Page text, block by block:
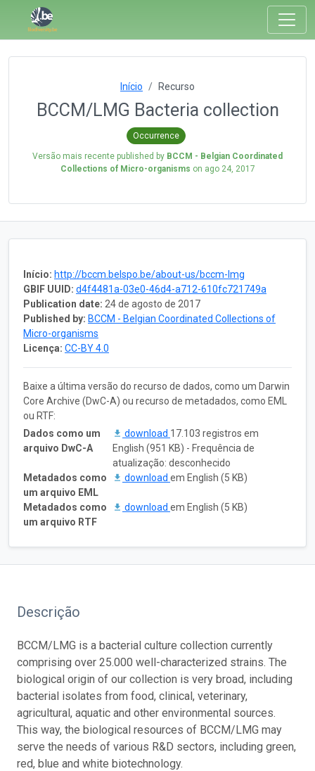
Início Recurso
BCCM/LMG Bacteria collection
Occurrence
Versão mais recente published by BCCM - Belgian Coordinated
Collections of Micro-organisms on ago 24, 2017
Início: http://bccm.belspo.be/about-us/bccm-lmg
GBIF UUID: d4f4481a-03e0-46d4-a712-610fc721749a
Publication date: 24 de agosto de 2017
Published by: BCCM - Belgian Coordinated Collections of
Micro-organisms
Licença: CC-BY 4.0
Baixe a última versão do recurso de dados, como um Darwin
Core Archive (DwC-A) ou recurso de metadados, como EML
ou RTF:
Dados como um
arquivo DwC-A
download 17.103 registros em
English (951 KB) - Frequência de
atualização: desconhecido
Metadados como
um arquivo EML
download em English (5 KB)
Metadados como
um arquivo RTF
download em English (5 KB)
Descrição
BCCM/LMG is a bacterial culture collection currently
comprising over 25.000 well-characterized strains. The
biological origin of our collection is very broad, including
bacterial isolates from food, clinical, veterinary,
agricultural, aquatic and other environmental sources.
This way, the biological resources of BCCM/LMG may
serve the needs of various R&D sectors, including green,
red, blue and white biotechnology.